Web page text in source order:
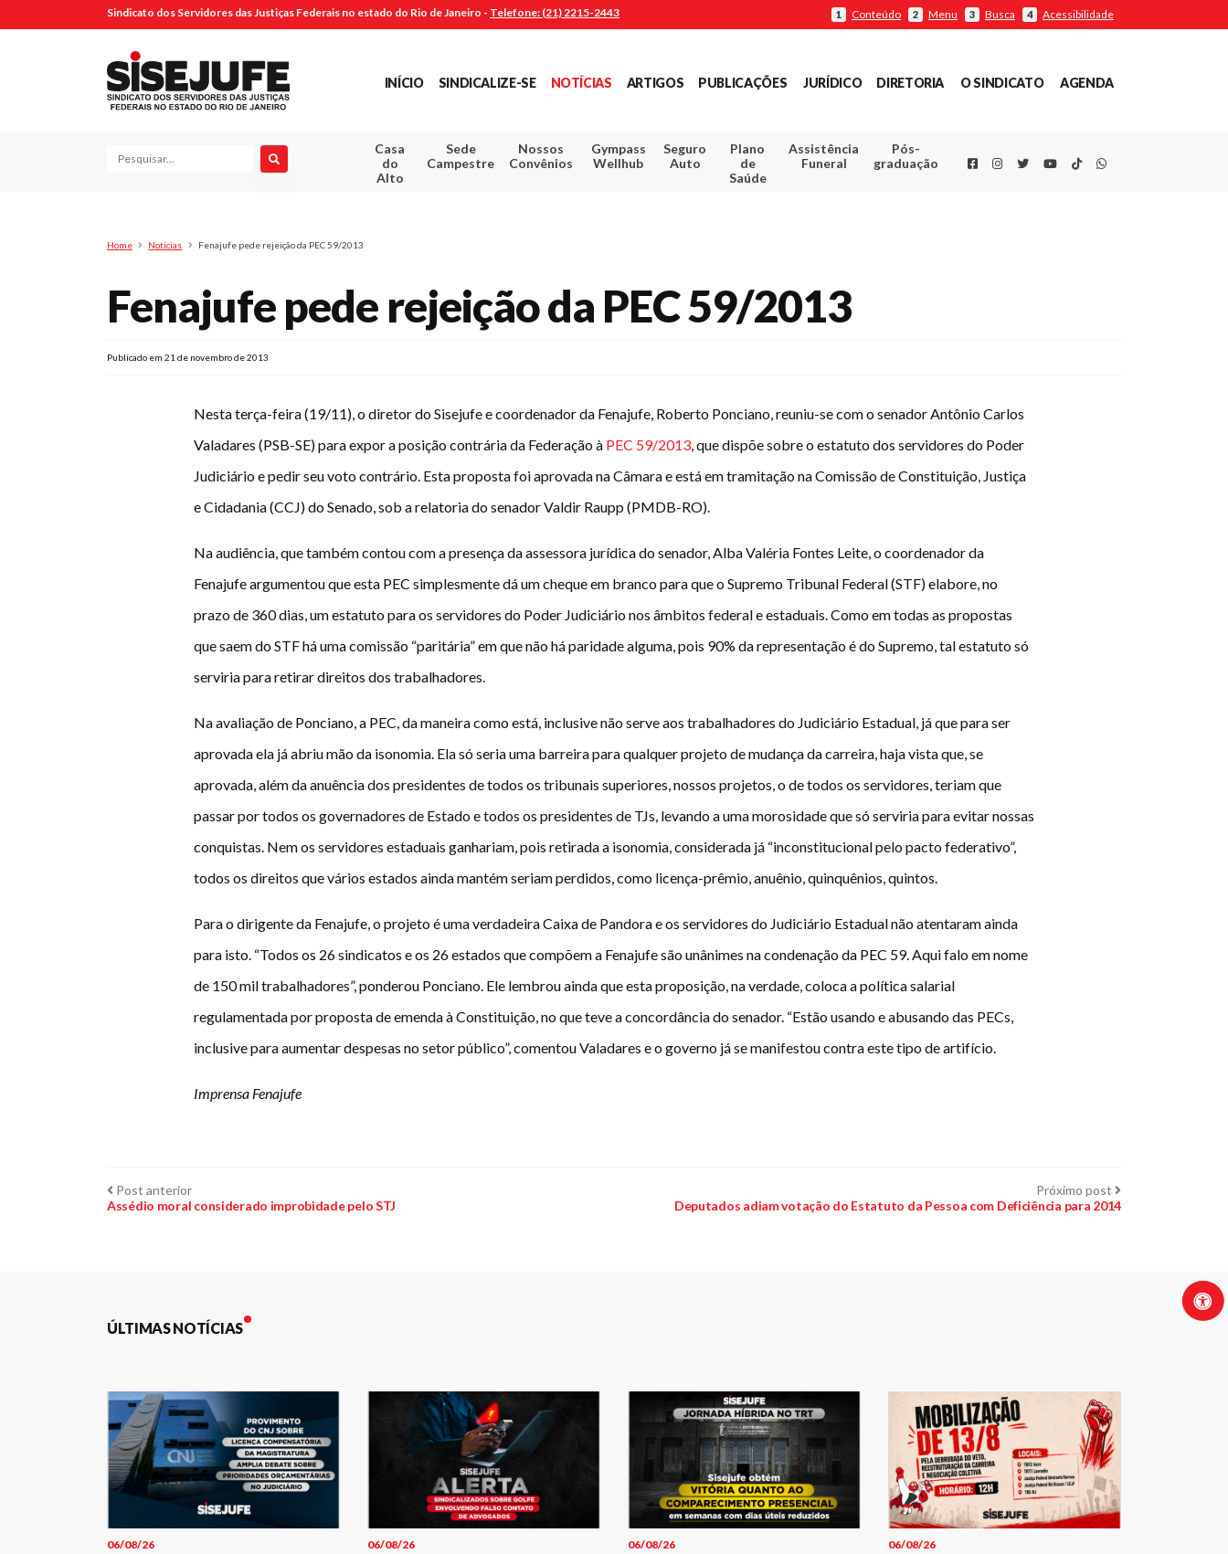
Sindicato dos Servidores das Justiças Federais no estado do Rio de Janeiro - Telefone: (21) 2215-2443 1 Conteúdo 2 Menu 3 Busca 4 Acessibilidade
INÍCIO SINDICALIZE-SE NOTÍCIAS ARTIGOS PUBLICAÇÕES JURÍDICO DIRETORIA O SINDICATO AGENDA
Pesquisa
Casa
do
Alto
Sede
Campestre
Nossos
Convênios
Gympass
Wellhub
Seguro
Auto
Plano
de
Saúde
Assistência
Funeral
Pós-
graduação
FacebookInstagram
TwitterYoutube
TikTokWhatsapp
Home Notícias Fenajufe pede rejeição da PEC 59/2013
Fenajufe pede rejeição da PEC 59/2013
Publicado em 21 de novembro de 2013
Nesta terça-feira (19/11), o diretor do Sisejufe e coordenador da Fenajufe, Roberto Ponciano, reuniu-se com o senador Antônio Carlos
Valadares (PSB-SE) para expor a posição contrária da Federação à PEC 59/2013, que dispõe sobre o estatuto dos servidores do Poder
Judiciário e pedir seu voto contrário. Esta proposta foi aprovada na Câmara e está em tramitação na Comissão de Constituição, Justiça
e Cidadania (CCJ) do Senado, sob a relatoria do senador Valdir Raupp (PMDB-RO).
Na audiência, que também contou com a presença da assessora jurídica do senador, Alba Valéria Fontes Leite, o coordenador da
Fenajufe argumentou que esta PEC simplesmente dá um cheque em branco para que o Supremo Tribunal Federal (STF) elabore, no
prazo de 360 dias, um estatuto para os servidores do Poder Judiciário nos âmbitos federal e estaduais. Como em todas as propostas
que saem do STF há uma comissão “paritária” em que não há paridade alguma, pois 90% da representação é do Supremo, tal estatuto só
serviria para retirar direitos dos trabalhadores.
Na avaliação de Ponciano, a PEC, da maneira como está, inclusive não serve aos trabalhadores do Judiciário Estadual, já que para ser
aprovada ela já abriu mão da isonomia. Ela só seria uma barreira para qualquer projeto de mudança da carreira, haja vista que, se
aprovada, além da anuência dos presidentes de todos os tribunais superiores, nossos projetos, o de todos os servidores, teriam que
passar por todos os governadores de Estado e todos os presidentes de TJs, levando a uma morosidade que só serviria para evitar nossas
conquistas. Nem os servidores estaduais ganhariam, pois retirada a isonomia, considerada já “inconstitucional pelo pacto federativo”,
todos os direitos que vários estados ainda mantém seriam perdidos, como licença-prêmio, anuênio, quinquênios, quintos.
Para o dirigente da Fenajufe, o projeto é uma verdadeira Caixa de Pandora e os servidores do Judiciário Estadual não atentaram ainda
para isto. “Todos os 26 sindicatos e os 26 estados que compõem a Fenajufe são unânimes na condenação da PEC 59. Aqui falo em nome
de 150 mil trabalhadores”, ponderou Ponciano. Ele lembrou ainda que esta proposição, na verdade, coloca a política salarial
regulamentada por proposta de emenda à Constituição, no que teve a concordância do senador. “Estão usando e abusando das PECs,
inclusive para aumentar despesas no setor público”, comentou Valadares e o governo já se manifestou contra este tipo de artifício.
Imprensa Fenajufe
Navegação
Post anteriorPost
anterior:
Assédio moral considerado improbidade pelo STJ
Próximo post Próximo
post:
Deputados adiam votação do Estatuto da Pessoa com Deficiência para 2014
ÚLTIMAS NOTÍCIAS
06/08/26 06/08/26 06/08/26 06/08/26